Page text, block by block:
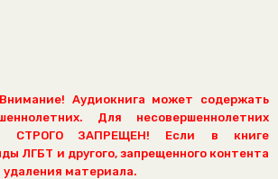
Аудиокнига может содержать
Для несовершеннолетних
СТРОГО ЗАПРЕЩЕН! Если в книге
ЛГБТ и другого, запрещенного контента
удаления материала.